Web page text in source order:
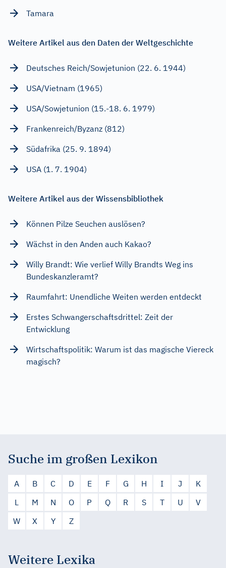
Tamara
Weitere Artikel aus den Daten der Weltgeschichte
Deutsches Reich/Sowjetunion (22. 6. 1944)
USA/Vietnam (1965)
USA/Sowjetunion (15.-18. 6. 1979)
Frankenreich/Byzanz (812)
Südafrika (25. 9. 1894)
USA (1. 7. 1904)
Weitere Artikel aus der Wissensbibliothek
Können Pilze Seuchen auslösen?
Wächst in den Anden auch Kakao?
Willy Brandt: Wie verlief Willy Brandts Weg ins
Bundeskanzleramt?
Raumfahrt: Unendliche Weiten werden entdeckt
Erstes Schwangerschaftsdrittel: Zeit der
Entwicklung
Wirtschaftspolitik: Warum ist das magische Viereck
magisch?
Suche im großen Lexikon
A B C D E F G H I J
K
L
M N O P Q R S T U
V
W
X Y Z
Weitere Lexika